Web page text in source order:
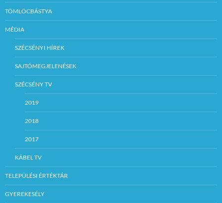
TÖMLÖCBÁSTYA
MÉDIA
SZÉCSÉNYI HÍREK
SAJTÓMEGJELENÉSEK
SZÉCSÉNY TV
2019
2018
2017
KÁBEL TV
TELEPÜLÉSI ÉRTÉKTÁR
GYEREKESÉLY